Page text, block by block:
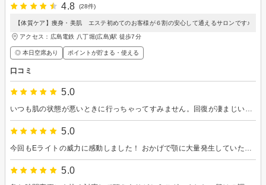
4.8
(28件)
【体質ケア】痩身・美肌 エステ初めてのお客様が６割の安心して通えるサロンです♪
アクセス：広島電鉄 八丁堀(広島)駅 徒歩7分
◎ 本日空席あり ポイントが貯まる・使える
口コミ
5.0
5.0
5.0